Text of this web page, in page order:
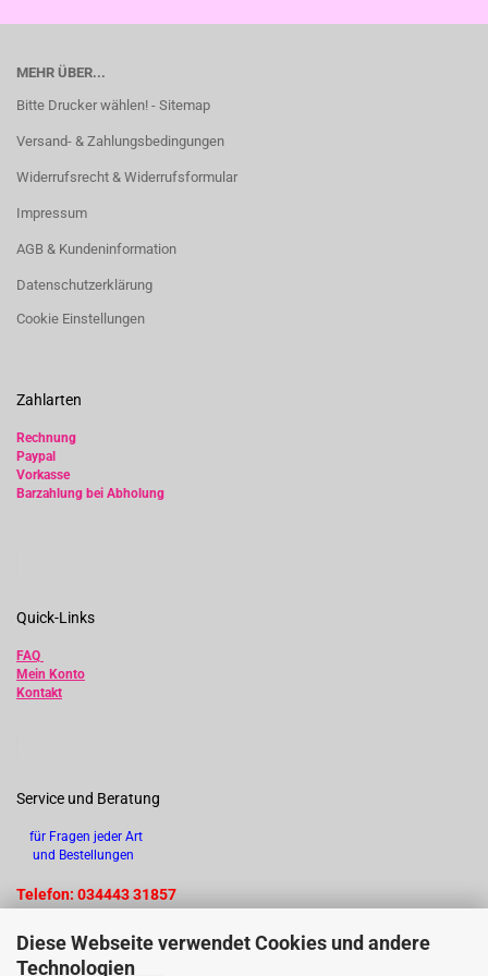
Diese Webseite verwendet Cookies und andere
Technologien
MEHR ÜBER...
Bitte Drucker wählen! - Sitemap
Versand- & Zahlungsbedingungen
Widerrufsrecht & Widerrufsformular
Impressum
AGB & Kundeninformation
Datenschutzerklärung
Cookie Einstellungen
Zahlarten
Rechnung
Paypal
Vorkasse
Barzahlung bei Abholung
Quick-Links
FAQ
Mein Konto
Kontakt
Service und Beratung
für Fragen jeder Art
und Bestellungen
Telefon: 034443 31857